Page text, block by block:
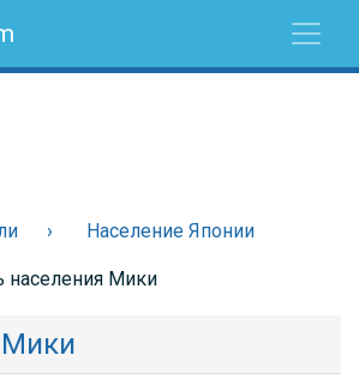
Население Японии
населения Мики
Мики